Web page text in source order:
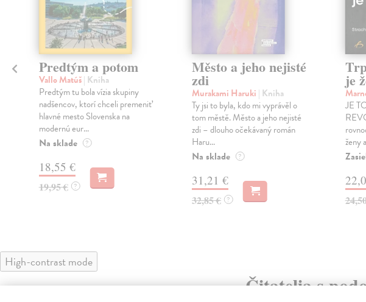
Predtým a potom
Vallo Matúš| Kniha
Predtým tu bola vízia skupiny
nadšencov, ktorí chceli premeniť
hlavné mesto Slovenska na
modernú eur...
Na sklade ?
18,55 €
19,95 € ?
Město a jeho nejisté
zdi
Murakami Haruki | Kniha
Ty jsi to byla, kdo mi vyprávěl o
tom městě. Město a jeho nejisté
zdi – dlouho očekávaný román
Haru...
Na sklade ?
31,21 €
32,85 € ?
je
JE
ženy
High-contrast mode
Čitatelia s